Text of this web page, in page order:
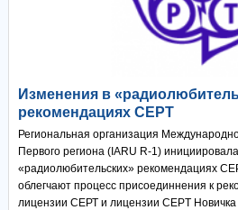
Изменения в
рекомендациях СЕРТ
Региональная организация
Первого региона (IARU R-1)
«радиолюбительских» рекомендациях
облегчают процесс присоединнения к
лицензии СЕРТ и лицензии CEPT